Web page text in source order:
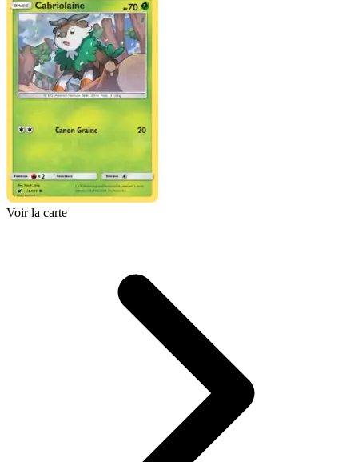
Voir la carte